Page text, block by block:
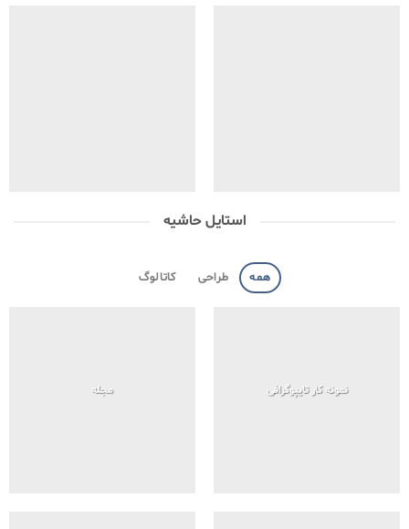
استایل حاشیه
همه طراحی کاتالوگ
نمونه کار تایپوگرافی مجله